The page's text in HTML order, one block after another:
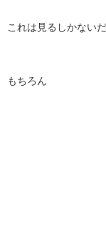
これは見るしかない
もちろん